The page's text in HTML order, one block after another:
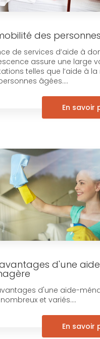
des
de services d’aide à
assure une large
telles que l’aide à
âgées....
En savoir
d'une
d'une aide-
et variés....
En savoir